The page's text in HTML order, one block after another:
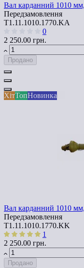
Вал карданний 1010
Передзамовлення
T1.11.1010.1770.KA
0
2 250.00 грн.
Продано
ХітТопНовинка
Вал карданний 1010 мм,
Передзамовлення
T1.11.1010.1770.KK
1
2 250.00 грн.
Продано